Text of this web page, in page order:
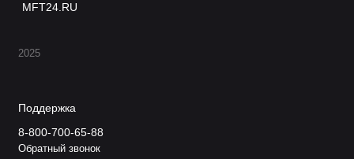
MFT24.RU
2025
Поддержка
8-800-700-65-88
Обратный звонок